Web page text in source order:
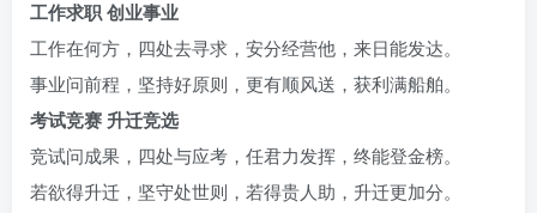
工作求职 创业事业
工作在何方，四处去寻求，安分经营他，来日能发达。
事业问前程，坚持好原则，更有顺风送，获利满船舶。
考试竞赛 升迁竞选
竞试问成果，四处与应考，任君力发挥，终能登金榜。
若欲得升迁，坚守处世则，若得贵人助，升迁更加分。